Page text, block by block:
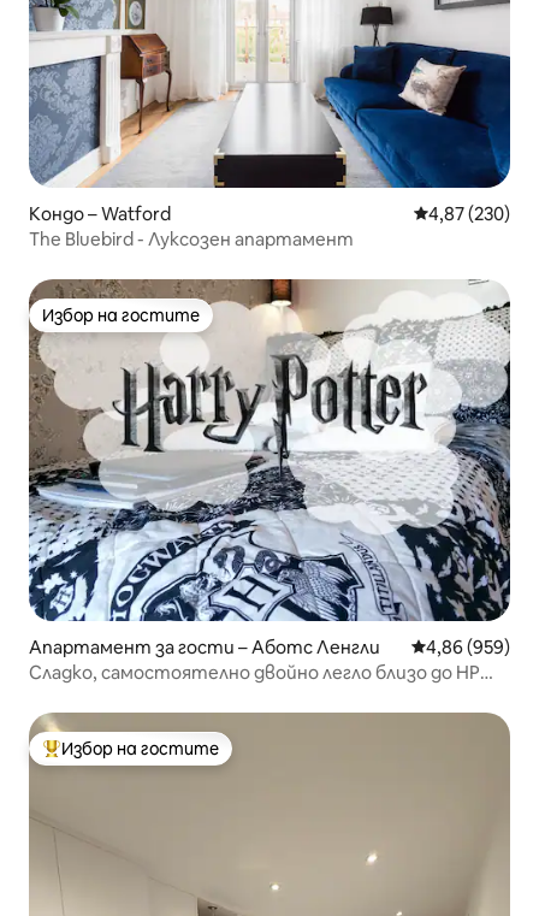
Кондо – Watford Средна
4,87 (230)
The Bluebird - Луксозен апартамент
Избор на гостите
Избор на гостите
Апартамент за гости – Аботс Ленгли Средна
4,86 (959)
Сладко, самостоятелно двойно легло близо до HP
Най-популярен избор на гостите
Избор на гостите